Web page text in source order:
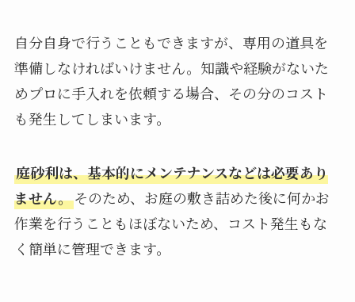
自分自身で行うこともできますが、専用の道具を
準備しなければいけません。知識や経験がないた
めプロに手入れを依頼する場合、その分のコスト
も発生してしまいます。
庭砂利は、基本的にメンテナンスなどは必要あり
ません。そのため、お庭の敷き詰めた後に何かお
作業を行うこともほぼないため、コスト発生もな
く簡単に管理できます。